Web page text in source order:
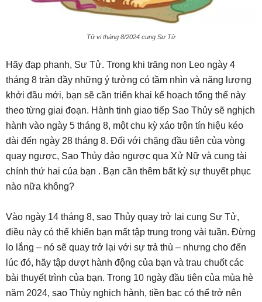
Tử vi tháng 8/2024 cung Sư Tử
Hãy đạp phanh, Sư Tử. Trong khi trăng non Leo ngày 4
tháng 8 tràn đầy những ý tưởng có tầm nhìn và năng lượng
khởi đầu mới, bạn sẽ cần triển khai kế hoạch tổng thể này
theo từng giai đoạn. Hành tinh giao tiếp Sao Thủy sẽ nghịch
hành vào ngày 5 tháng 8, một chu kỳ xáo trộn tín hiệu kéo
dài đến ngày 28 tháng 8. Đối với chặng đầu tiên của vòng
quay ngược, Sao Thủy đảo ngược qua Xử Nữ và cung tài
chính thứ hai của bạn . Bạn cần thêm bất kỳ sự thuyết phục
nào nữa không?
Vào ngày 14 tháng 8, sao Thủy quay trở lại cung Sư Tử,
điều này có thể khiến bạn mất tập trung trong vài tuần. Đừng
lo lắng – nó sẽ quay trở lại với sự trả thù – nhưng cho đến
lúc đó, hãy tập dượt hành động của bạn và trau chuốt các
bài thuyết trình của bạn. Trong 10 ngày đầu tiên của mùa hè
năm 2024, sao Thủy nghịch hành, tiền bạc có thể trở nên